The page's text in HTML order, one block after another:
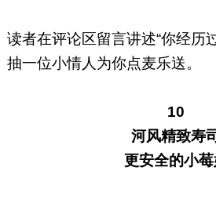
读者在评论区留言讲述“你经历
抽一位小情人为你点麦乐送。
10
河风精致寿
更安全的小